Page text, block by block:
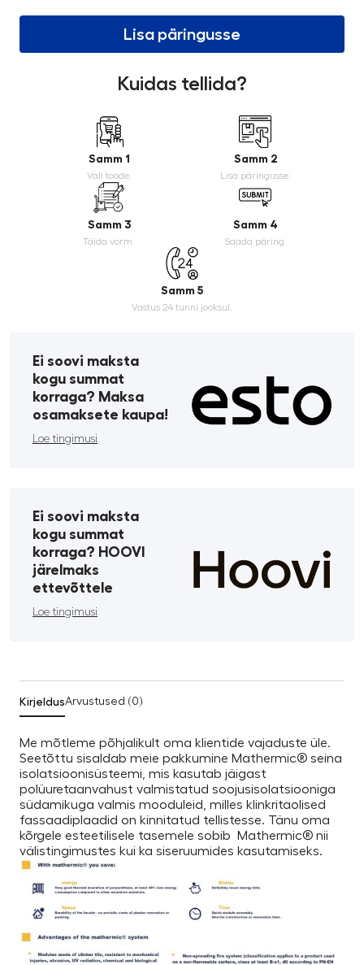
Lisa päringusse
Kuidas tellida?
Samm 1
Vali toode.
Samm 2
Lisa päringusse.
Samm 3
Täida vorm.
Samm 4
Saada päring.
Samm 5
Vastus 24 tunni jooksul.
Ei soovi maksta
kogu summat
korraga? Maksa
osamaksete kaupa!
Loe tingimusi
Ei soovi maksta
kogu summat
korraga? HOOVI
järelmaks
ettevõttele
Loe tingimusi
KirjeldusArvustused (0)
Me mõtleme põhjalikult oma klientide vajaduste üle.
Seetõttu sisaldab meie pakkumine Mathermic® seina
isolatsioonisüsteemi, mis kasutab jäigast
polüuretaanvahust valmistatud soojusisolatsiooniga
südamikuga valmis mooduleid, milles klinkritaolised
fassaadiplaadid on kinnitatud tellistesse. Tänu oma
kõrgele esteetilisele tasemele sobib
Mathermic® nii
välistingimustes kui ka siseruumides kasutamiseks.